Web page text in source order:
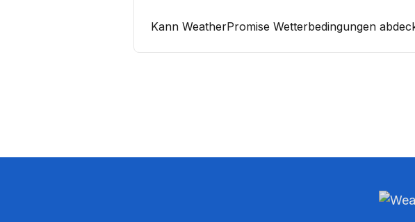
Kann WeatherPromise Wetterbedingungen